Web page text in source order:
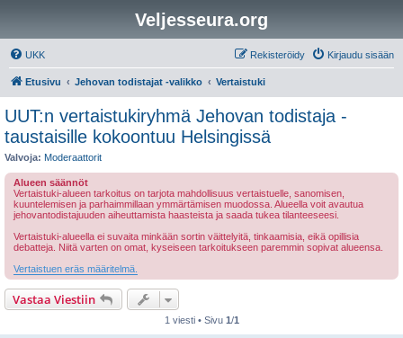
Veljesseura.org
UKK Kirjaudu sisään
Rekisteröidy
Etusivu Jehovan todistajat -valikko Vertaistuki
UUT:n vertaistukiryhmä Jehovan todistaja -
taustaisille kokoontuu Helsingissä
Valvoja: Moderaattorit
Alueen säännöt
Vertaistuki-alueen tarkoitus on tarjota mahdollisuus vertaistuelle, sanomisen,
kuuntelemisen ja parhaimmillaan ymmärtämisen muodossa. Alueella voit avautua
jehovantodistajuuden aiheuttamista haasteista ja saada tukea tilanteeseesi.
Vertaistuki-alueella ei suvaita minkään sortin väittelyitä, tinkaamisia, eikä opillisia
debatteja. Niitä varten on omat, kyseiseen tarkoitukseen paremmin sopivat alueensa.
Vertaistuen eräs määritelmä.
Vastaa Viestiin
1 viesti • Sivu 1/1